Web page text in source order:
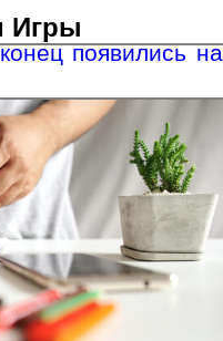
Игры
появились на